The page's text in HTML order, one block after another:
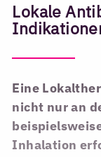
Lokale
Eine
nicht nur an
Inhalation